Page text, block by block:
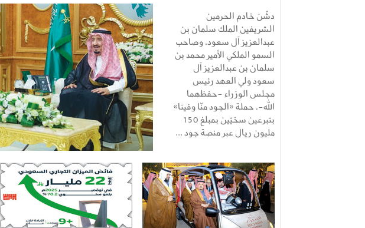
دشّن خادم الحرمين
الشريفين الملك سلمان بن
عبدالعزيز آل سعود، وصاحب
السمو الملكي الأمير محمد بن
سلمان بن عبدالعزيز آل
سعود ولي العهد رئيس
مجلس الوزراء -حفظهما
الله-، حملة «الجود منّا وفينا»
بتبرعين سخيّين بمبلغ 150
مليون ريال عبر منصة جود ...